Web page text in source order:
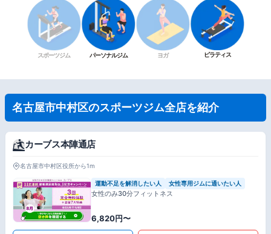
スポーツジム パーソナルジム ヨガ ピラティス
名古屋市中村区のスポーツジム全店を紹介
カーブス本陣通店
名古屋市中村区役所から1m
運動不足を解消したい人 女性専用ジムに通いたい人
女性のみ30分フィットネス
6,820円〜